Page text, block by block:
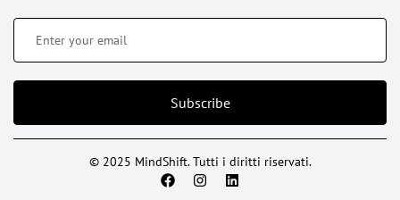
Subscribe
© 2025 MindShift. Tutti i diritti riservati.